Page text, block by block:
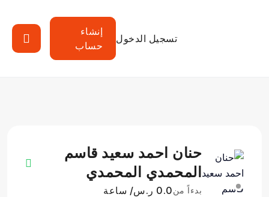
تسجيل الدخول
إنشاء
حساب
حنان احمد سعيد قاسم
المحمدي المحمدي
بدءاً من0.0 ر.س/ ساعة